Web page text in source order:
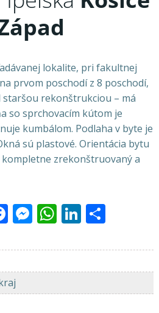
lokalite, pri fakultnej
prvom poschodí z 8 poschodí,
staršou rekonštrukciou – má
so sprchovacím kútom je
kumbálom. Podlaha v byte je
sú plastové. Orientácia bytu
kompletne zrekonštruovaný a
Facebook
Messenger
WhatsApp
LinkedIn